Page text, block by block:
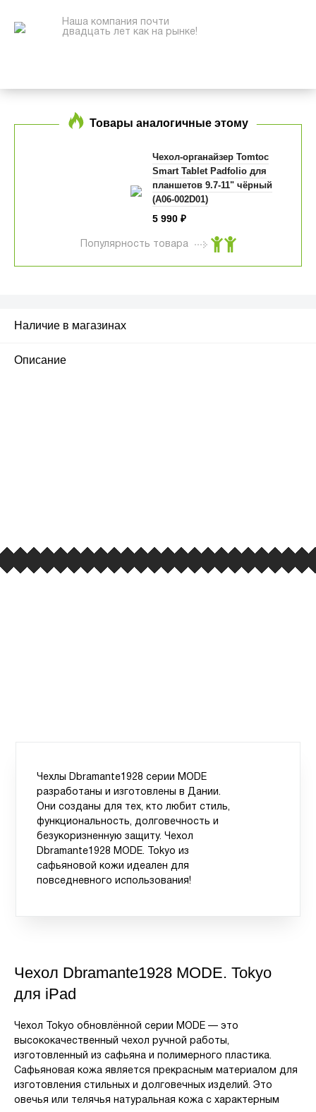
Наша компания почти
двадцать лет как на рынке!
Товары аналогичные этому
Чехол-органайзер Tomtoc
Smart Tablet Padfolio для
планшетов 9.7-11" чёрный
(A06-002D01)
5 990 ₽
Популярность товара
Наличие в магазинах
Описание
Чехлы Dbramante1928 серии MODE
разработаны и изготовлены в Дании.
Они созданы для тех, кто любит стиль,
функциональность, долговечность и
безукоризненную защиту. Чехол
Dbramante1928 MODE. Tokyo из
сафьяновой кожи идеален для
повседневного использования!
Чехол Dbramante1928 MODE. Tokyo
для iPad
Чехол Tokyo обновлённой серии MODE — это
высококачественный чехол ручной работы,
изготовленный из сафьяна и полимерного пластика.
Сафьяновая кожа является прекрасным материалом для
изготовления стильных и долговечных изделий. Это
овечья или телячья натуральная кожа с характерным